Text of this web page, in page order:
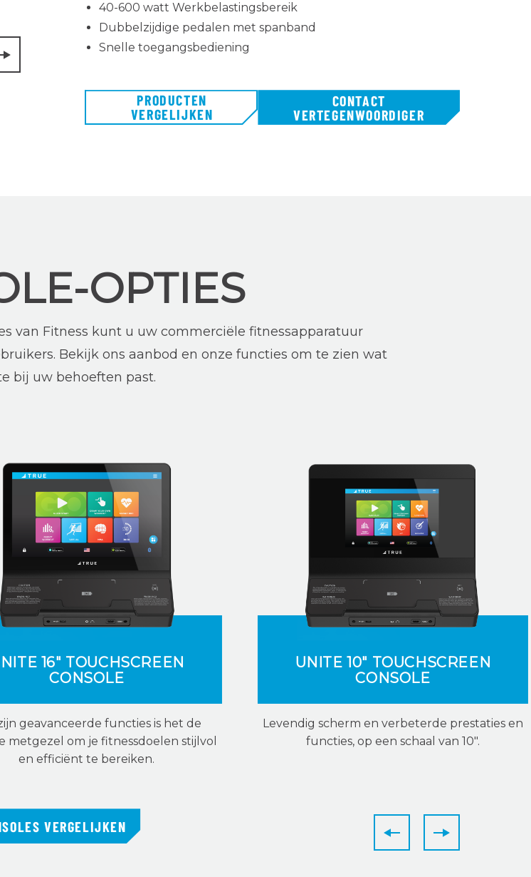
40-600 watt Werkbelastingsbereik
Dubbelzijdige pedalen met spanband
Snelle toegangsbediening
PRODUCTEN
VERGELIJKEN
CONTACT
VERTEGENWOORDIGER
OPTIES
van Fitness kunt u uw commerciële fitnessapparatuur
Bekijk ons aanbod en onze functies om te zien wat
bij uw behoeften past.
16" TOUCHSCREEN
CONSOLE
geavanceerde functies is het de
metgezel om je fitnessdoelen stijlvol
en efficiënt te bereiken.
UNITE 10" TOUCHSCREEN
CONSOLE
Levendig scherm en verbeterde prestaties en
functies, op een schaal van 10".
VERGELIJKEN